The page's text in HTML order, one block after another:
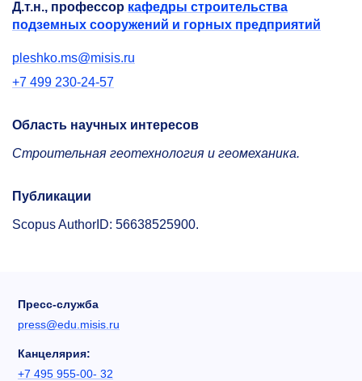
Д.т.н., профессор кафедры строительства
подземных сооружений и горных предприятий
pleshko.ms@misis.ru
+7 499 230-24-57
Область научных интересов
Строительная геотехнология и геомеханика.
Публикации
Scopus AuthorID: 56638525900.
Пресс-служба
press@edu.misis.ru
Канцелярия:
+7 495 955-00- 32